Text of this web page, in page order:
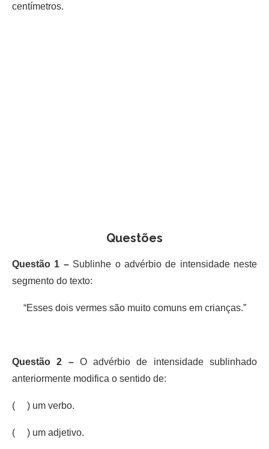
centímetros.
Questões
Questão 1 – Sublinhe o advérbio de intensidade neste
segmento do texto:
“Esses dois vermes são muito comuns em crianças.”
Questão 2 – O advérbio de intensidade sublinhado
anteriormente modifica o sentido de:
( ) um verbo.
( ) um adjetivo.